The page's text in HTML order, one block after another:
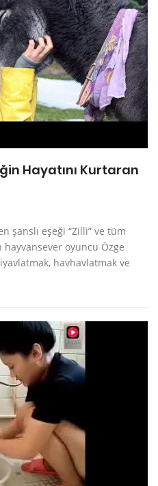
Hayatını Kurtaran
şanslı eşeği “Zilli” ve tüm
oyuncu Özge
havhavlatmak ve